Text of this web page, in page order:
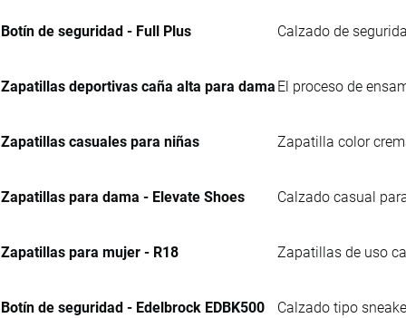
Botín de seguridad - Full Plus Calzado de
Zapatillas deportivas caña alta para dama El proceso de
Zapatillas casuales para niñas Zapatilla color
Zapatillas para dama - Elevate Shoes Calzado casual
Zapatillas para mujer - R18 Zapatillas de uso
Botín de seguridad - Edelbrock EDBK500 Calzado tipo